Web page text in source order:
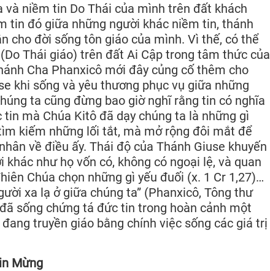
và niềm tin Do Thái của mình trên đất khách
tin đó giữa những người khác niềm tin, thánh
cho đời sống tôn giáo của mình. Vì thế, có thể
Thái giáo) trên đất Ai Cập trong tâm thức của
Cha Phanxicô mới đây củng cố thêm cho
khi sống và yêu thương phục vụ giữa những
ta cũng đừng bao giờ nghĩ rằng tin có nghĩa
mà Chúa Kitô đã dạy chúng ta là những gì
kiếm những lối tắt, mà mở rộng đôi mắt để
về điều ấy. Thái độ của Thánh Giuse khuyến
như họ vốn có, không có ngoại lệ, và quan
Chúa chọn những gì yếu đuối (x. 1 Cr 1,27)…
xa lạ ở giữa chúng ta” (Phanxicô, Tông thư
sống chứng tá đức tin trong hoàn cảnh một
truyền giáo bằng chính việc sống các giá trị
Mừng